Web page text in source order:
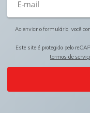
Ao enviar o formulário, você
Este site é protegido pelo
termos de